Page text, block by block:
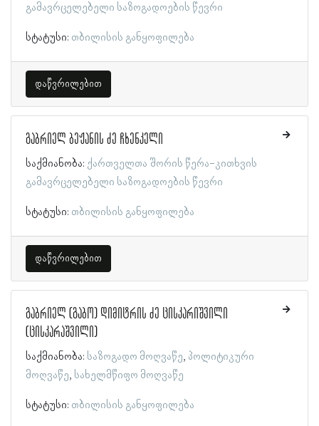
გამავრცელებელი საზოგადოების წევრი
სტატუსი: თბილისის განყოფილება
დაწვრილებით
გაბრიელ ბეჟანის ძე ჩხენკელი
საქმიანობა: ქართველთა შორის წერა-კითხვის
გამავრცელებელი საზოგადოების წევრი
სტატუსი: თბილისის განყოფილება
დაწვრილებით
გაბრიელ (გაბო) დიმიტრის ძე ცისკარიშვილი
(ცისკარაშვილი)
საქმიანობა: საზოგადო მოღვაწე პოლიტიკური
მოღვაწე სახელმწიფო მოღვაწე
სტატუსი: თბილისის განყოფილება